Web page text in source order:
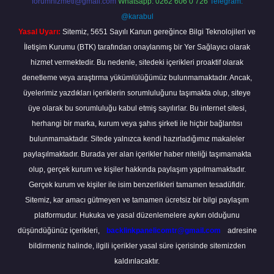
@karabul
Yasal Uyarı: Sitemiz, 5651 Sayılı Kanun gereğince Bilgi Teknolojileri ve
İletişim Kurumu (BTK) tarafından onaylanmış bir Yer Sağlayıcı olarak
hizmet vermektedir. Bu nedenle, sitedeki içerikleri proaktif olarak
denetleme veya araştırma yükümlülüğümüz bulunmamaktadır. Ancak,
üyelerimiz yazdıkları içeriklerin sorumluluğunu taşımakta olup, siteye
üye olarak bu sorumluluğu kabul etmiş sayılırlar. Bu internet sitesi,
herhangi bir marka, kurum veya şahıs şirketi ile hiçbir bağlantısı
bulunmamaktadır. Sitede yalnızca kendi hazırladığımız makaleler
paylaşılmaktadır. Burada yer alan içerikler haber niteliği taşımamakta
olup, gerçek kurum ve kişiler hakkında paylaşım yapılmamaktadır.
Gerçek kurum ve kişiler ile isim benzerlikleri tamamen tesadüfidir.
Sitemiz, kar amacı gütmeyen ve tamamen ücretsiz bir bilgi paylaşım
platformudur. Hukuka ve yasal düzenlemelere aykırı olduğunu
düşündüğünüz içerikleri,
backlinkpanelicomtr@gmail.com
adresine
bildirmeniz halinde, ilgili içerikler yasal süre içerisinde sitemizden
kaldırılacaktır.